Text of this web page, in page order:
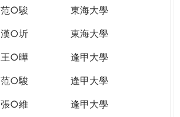
范○駿
東海大學
漢○圻
東海大學
王○曄
逢甲大學
范○駿
逢甲大學
張○維
逢甲大學